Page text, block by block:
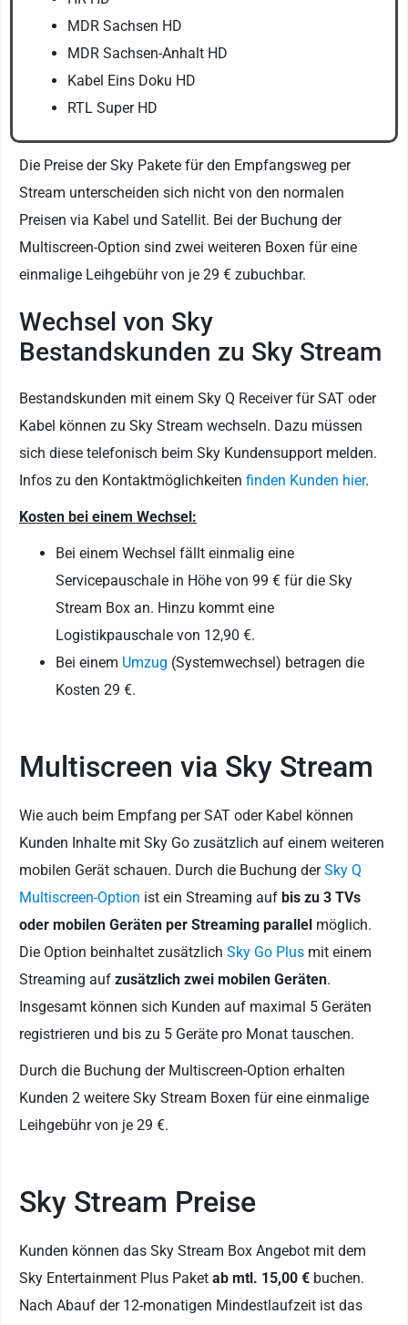
MDR Sachsen HD
MDR Sachsen-Anhalt HD
Kabel Eins Doku HD
RTL Super HD
Die Preise der Sky Pakete für den Empfangsweg per
Stream unterscheiden sich nicht von den normalen
Preisen via Kabel und Satellit. Bei der Buchung der
Multiscreen-Option sind zwei weiteren Boxen für eine
einmalige Leihgebühr von je 29 € zubuchbar.
Wechsel von Sky
Bestandskunden zu Sky Stream
Bestandskunden mit einem Sky Q Receiver für SAT oder
Kabel können zu Sky Stream wechseln. Dazu müssen
sich diese telefonisch beim Sky Kundensupport melden.
Infos zu den Kontaktmöglichkeiten finden Kunden hier.
Kosten bei einem Wechsel:
Bei einem Wechsel fällt einmalig eine
Servicepauschale in Höhe von 99 € für die Sky
Stream Box an. Hinzu kommt eine
Logistikpauschale von 12,90 €.
Bei einem Umzug (Systemwechsel) betragen die
Kosten 29 €.
Multiscreen via Sky Stream
Wie auch beim Empfang per SAT oder Kabel können
Kunden Inhalte mit Sky Go zusätzlich auf einem weiteren
mobilen Gerät schauen. Durch die Buchung derSky Q
Multiscreen-Option ist ein Streaming auf bis zu 3 TVs
oder mobilen Geräten per Streaming parallel möglich.
Die Option beinhaltet zusätzlich Sky Go Plus mit einem
Streaming auf zusätzlich zwei mobilen Geräten.
Insgesamt können sich Kunden auf maximal 5 Geräten
registrieren und bis zu 5 Geräte pro Monat tauschen.
Durch die Buchung der Multiscreen-Option erhalten
Kunden 2 weitere Sky Stream Boxen für eine einmalige
Leihgebühr von je 29 €.
Sky Stream Preise
Kunden können das Sky Stream Box Angebot mit dem
Sky Entertainment Plus Paket ab mtl. 15,00 € buchen.
Nach Abauf der 12-monatigen Mindestlaufzeit ist das